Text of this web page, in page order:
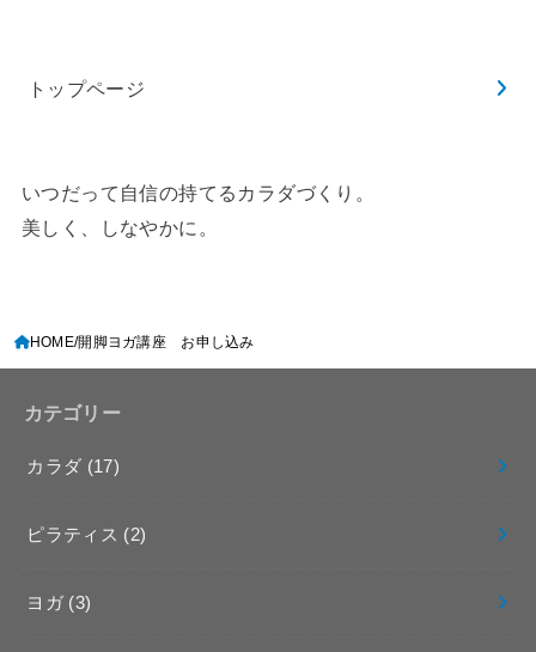
トップページ
いつだって自信の持てるカラダづくり。
美しく、しなやかに。
HOME 開脚ヨガ講座 お申し込み
カテゴリー
カラダ (17)
ピラティス (2)
ヨガ (3)